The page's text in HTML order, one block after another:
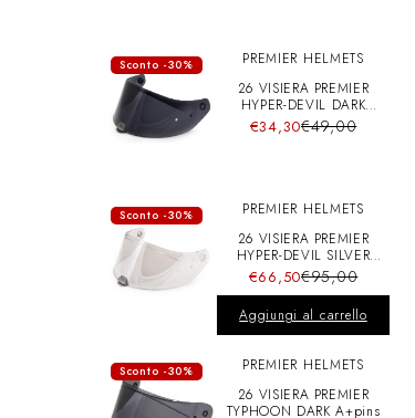
Sconto -30%
PREMIER HELMETS
26 VISIERA PREMIER
HYPER-DEVIL DARK
A+pins
€34,30€49,00
Sconto -30%
PREMIER HELMETS
26 VISIERA PREMIER
HYPER-DEVIL SILVER
CHRO A+pins
€66,50€95,00
Aggiungi al carrello
Sconto -30%
PREMIER HELMETS
26 VISIERA PREMIER
TYPHOON DARK A+pins